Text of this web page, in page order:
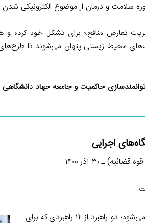
سلامت و درمان از موضوع الکترونیکی
تعارض منافع» برای تشکل خود کرده و
محیط زیستی پنهان می‌شوند تا
حاکمیت و جامعه جهاد دانشگاهی – ۴ دی
اجرایی
ـ ۳۰ آذر ۱۴۰۰
در آخرین جلسه شورای عالی پیشگیری از وقوع جرم کشور که به ریاست قوه قضائیه تشکیل می‌شود؛ دو راهبرد از ۱۲ راهبردی که برای‌